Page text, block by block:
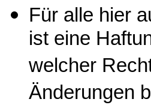
Für alle hier
ist eine
welcher
Änderungen